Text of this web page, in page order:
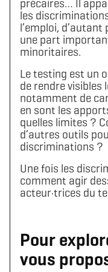
précaires… Il
les
l’emploi,
une part
minoritaires.
Le testing est un
de rendre visibles
notamment de
en sont les
quelles limites ?
d’autres outils
discriminations ?
Une fois les
comment agir
acteur·trices du
Pour
vous